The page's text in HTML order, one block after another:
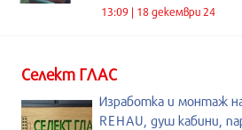
13:09 | 18 декември 24
Селект ГЛАС
Изработка и монтаж
REHAU, душ кабини,